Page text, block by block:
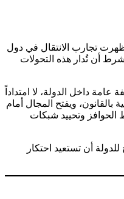
تجارب الانتقال في دول
أن تُدار هذه التحولات
داخل الدولة، لا امتداداً
ويفتح المجال أمام
وتحييد شبكات
أن تستعيد احتكار